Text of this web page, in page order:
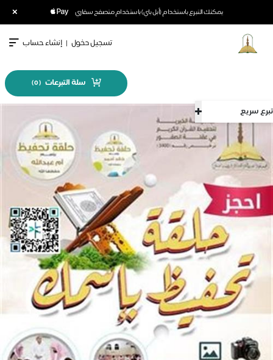
يمكنك التبرع باستخدام (أبل باي) باستخدام متصفح سفاري ×
تبرع سريع
تسجيل دخول | إنشاء حساب
سلة التبرعات (
0
)